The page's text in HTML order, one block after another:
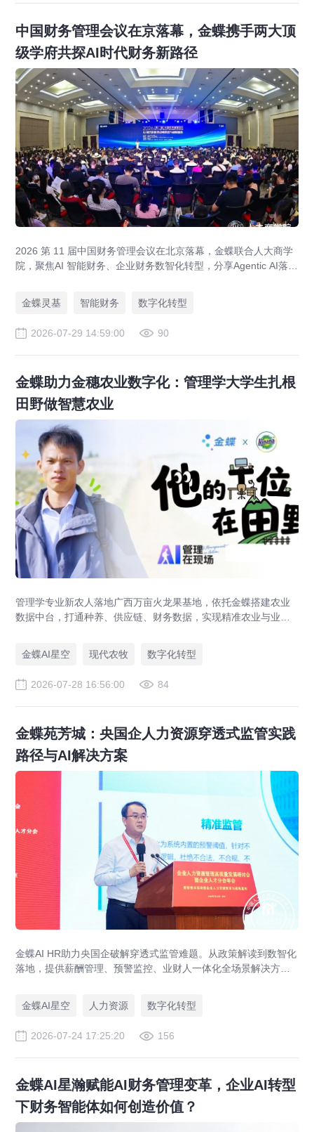
中国财务管理会议在京落幕，金蝶携手两大顶
级学府共探AI时代财务新路径
2026 第 11 届中国财务管理会议在北京落幕，金蝶联合人大商学
院，聚焦AI 智能财务、企业财务数智化转型，分享Agentic AI落
金蝶灵基 智能财务 数字化转型
2026-07-29 14:59:00 90
金蝶助力金穗农业数字化：管理学大学生扎根
田野做智慧农业
管理学专业新农人落地广西万亩火龙果基地，依托金蝶搭建农业
数据中台，打通种养、供应链、财务数据，实现精准农业与业财
金蝶AI星空
现代农牧 数字化转型
2026-07-28 16:56:00 84
金蝶苑芳城：央国企人力资源穿透式监管实践
路径与AI解决方案
金蝶AI HR助力央国企破解穿透式监管难题。从政策解读到数智化
落地，提供薪酬管理、预警监控、业财人一体化全场景解决方
金蝶AI星空
人力资源 数字化转型
2026-07-24 17:25:20 156
金蝶AI星瀚赋能AI财务管理变革，企业AI转型
下财务智能体如何创造价值？